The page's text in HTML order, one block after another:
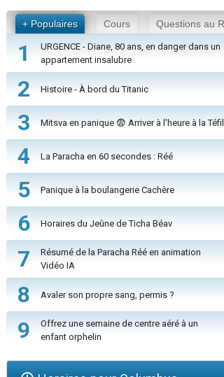
+ Populaires Cours Questions au
1
URGENCE - Diane, 80 ans, en danger dans un
appartement insalubre
2 Histoire - À bord du Titanic
3 Mitsva en panique 😨 Arriver à l'heure à la
4 La Paracha en 60 secondes : Réé
5 Panique à la boulangerie Cachère
6 Horaires du Jeûne de Ticha Béav
7
Résumé de la Paracha Réé en animation
Vidéo IA
8 Avaler son propre sang, permis ?
9
Offrez une semaine de centre aéré à un
enfant orphelin